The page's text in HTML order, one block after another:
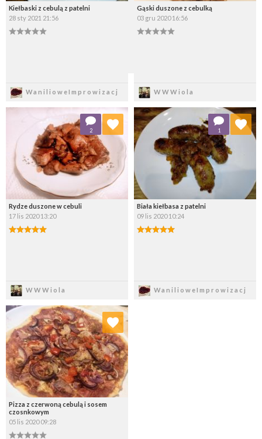
Kiełbaski z cebulą z patelni
28 sty 2021 21:56
WanilioweImprowizacj
Gąski duszone z cebulką
03 gru 2020 16:56
WWWiola
Rydze duszone w cebuli
17 lis 2020 13:20
WWWiola
2
Dodaj do ulubionych
Wybierz listę:
Biała kiełbasa z patelni
09 lis 2020 10:24
WanilioweImprowizacj
1
Dodaj do ulubionych
Wybierz listę:
Pizza z czerwoną cebulą i sosem
czosnkowym
05 lis 2020 09:28
Dodaj do ulubionych
Wybierz listę: